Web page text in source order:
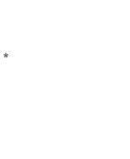
*Requerido